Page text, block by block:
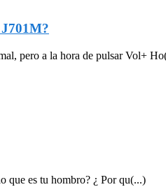
pero a la hora de pulsar Vol+
que es tu hombro? ¿ Por qu(...)